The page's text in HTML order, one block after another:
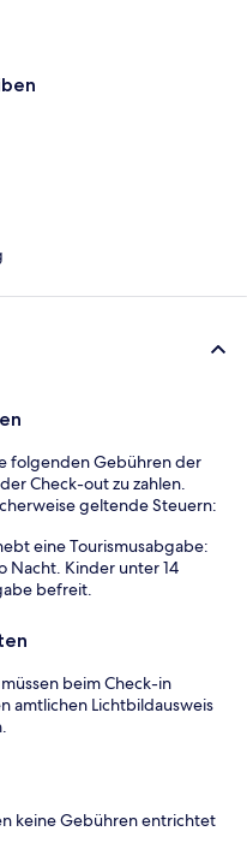
folgenden Gebühren der
Check-out zu zahlen.
geltende Steuern:
eine Tourismusabgabe:
Nacht. Kinder unter 14
befreit.
beim Check-in
amtlichen Lichtbildausweis
keine Gebühren entrichtet